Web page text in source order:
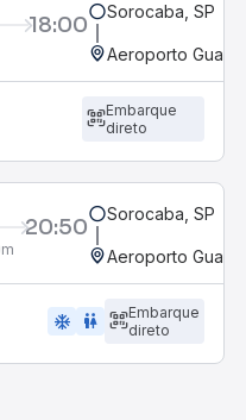
18:00 Sorocaba, SP
Aeroporto
Embarque
direto
20:50 Sorocaba, SP
Aeroporto
ac_unit wc
Embarque
direto